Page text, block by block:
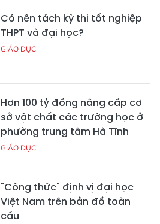
Có nên tách kỳ thi tốt nghiệp
THPT và đại học?
GIÁO DỤC
Hơn 100 tỷ đồng nâng cấp cơ
sở vật chất các trường học ở
phường trung tâm Hà Tĩnh
GIÁO DỤC
"Công thức" định vị đại học
Việt Nam trên bản đồ toàn
cầu